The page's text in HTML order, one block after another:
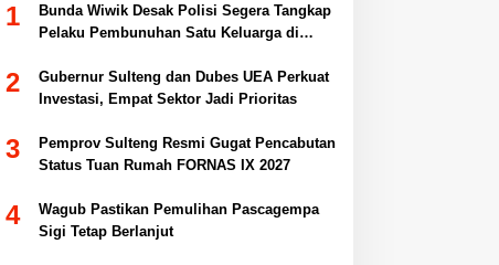
1
Bunda Wiwik Desak Polisi Segera Tangkap
Pelaku Pembunuhan Satu Keluarga di
2
Gubernur Sulteng dan Dubes UEA Perkuat
Investasi, Empat Sektor Jadi Prioritas
3
Pemprov Sulteng Resmi Gugat Pencabutan
Status Tuan Rumah FORNAS IX 2027
4
Wagub Pastikan Pemulihan Pascagempa
Sigi Tetap Berlanjut